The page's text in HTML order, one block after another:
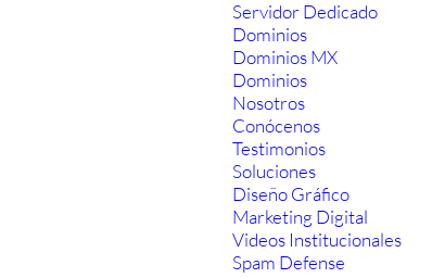
Servidor Dedicado
Dominios
Dominios MX
Dominios
Nosotros
Conócenos
Testimonios
Soluciones
Diseño Gráfico
Marketing Digital
Videos Institucionales
Spam Defense